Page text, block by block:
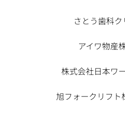
さとう歯科ク
アイワ物産
株式会社日本ワ
旭フォークリフト